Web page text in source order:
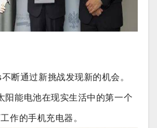
断通过新挑战发现新的机会。
阳能电池在现实生活中的第一个
作的手机充电器。